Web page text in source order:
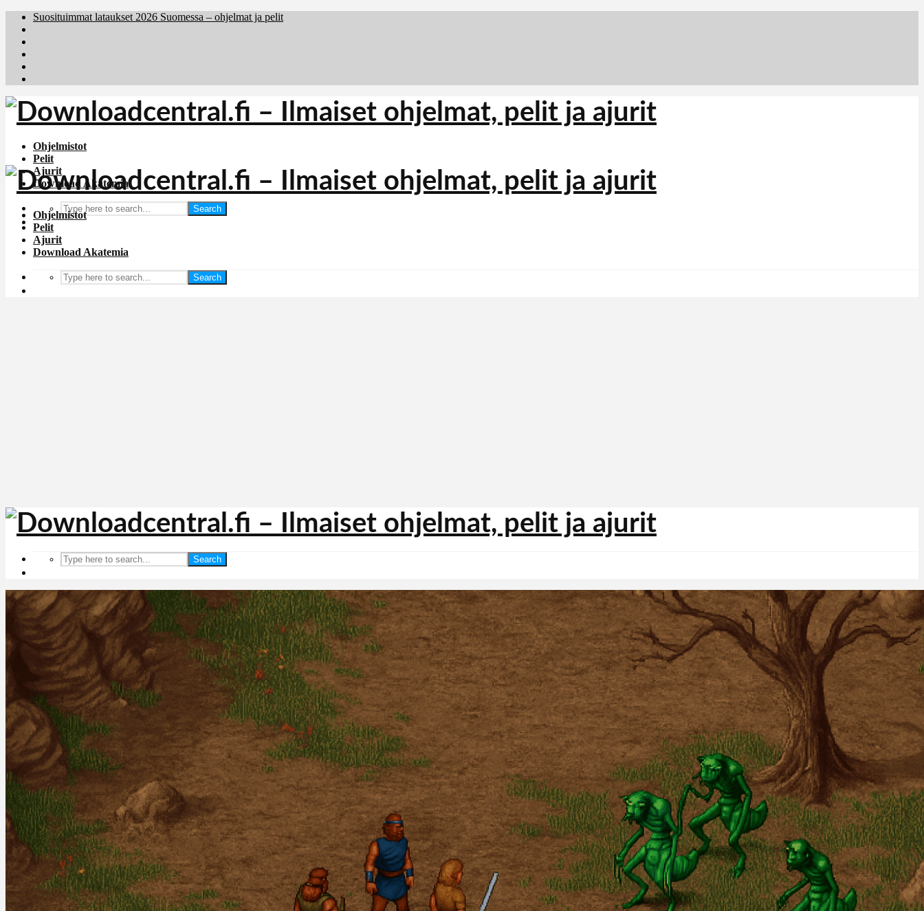
Suosituimmat lataukset 2026 Suomessa – ohjelmat ja pelit
Ohjelmistot
Pelit
Ajurit
Download Akatemia
Search
Ohjelmistot
Pelit
Ajurit
Download Akatemia
Search
Search